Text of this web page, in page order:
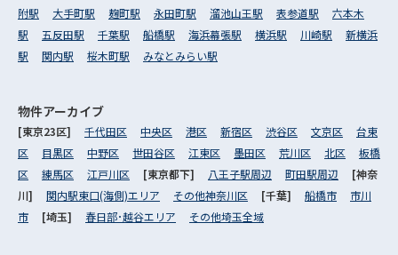
附駅
大手町駅 麹町駅 永田町駅 溜池山王駅 表参道駅
六本木
駅
五反田駅 千葉駅 船橋駅 海浜幕張駅 横浜駅 川崎駅
新横浜
駅
関内駅 桜木町駅 みなとみらい駅
物件アーカイブ
[東京23区] 千代田区 中央区 港区 新宿区 渋谷区 文京区
台東
区
目黒区 中野区 世田谷区 江東区 墨田区 荒川区 北区
板橋
区
練馬区 江戸川区 [東京都下] 八王子駅周辺 町田駅周辺
[神奈
川] 関内駅東口(海側)エリア その他神奈川区 [千葉] 船橋市
市川
市
[埼玉] 春日部･越谷エリア その他埼玉全域